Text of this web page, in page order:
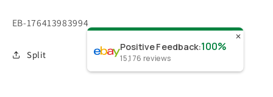
SKU:
EB-176413983994
Split
✕
Positive Feedback:100%
15,176 reviews